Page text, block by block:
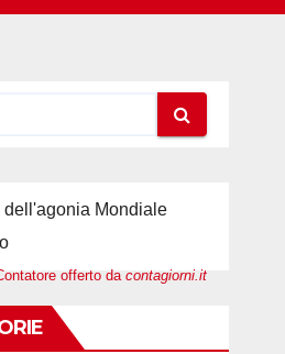
dell'agonia Mondiale
offerto dacontagiorni.it